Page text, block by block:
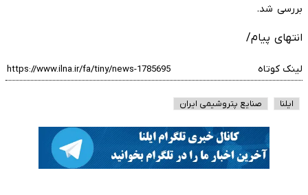
بررسی شد.
انتهای پیام/
لینک کوتاه
ایلنا صنایع پتروشیمی ایران